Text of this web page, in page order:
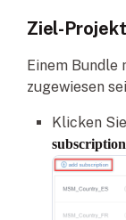
Ziel-
Einem Bundle
zugewiesen
Klicken
subscription